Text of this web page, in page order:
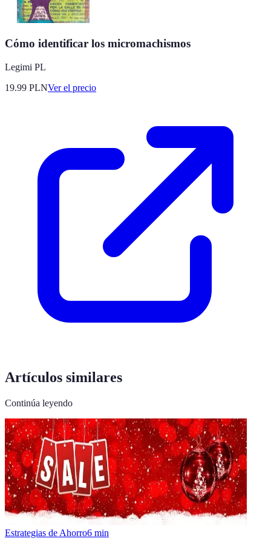
Cómo identificar los micromachismos
Legimi PL
19.99 PLNVer el precio
Artículos similares
Continúa leyendo
Estrategias de Ahorro6 min